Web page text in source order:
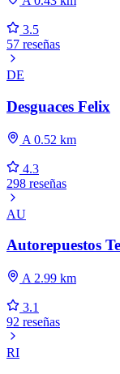
3.5
57 reseñas
DE
Desguaces Felix
A 0.52 km
4.3
298 reseñas
AU
Autorepuestos
A 2.99 km
3.1
92 reseñas
RI